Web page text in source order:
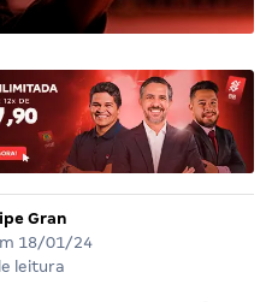
Gran
18/01/24
leitura